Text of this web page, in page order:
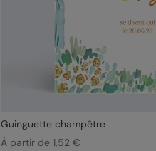
Guinguette champêtre
À partir de 1,52 €